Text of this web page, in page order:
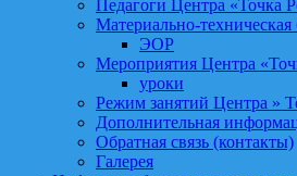
Педагоги Центра «Точка
Материально-техническая
ЭОР
Мероприятия Центра
уроки
Режим занятий Центра »
Дополнительная
Обратная связь (контакты)
Галерея